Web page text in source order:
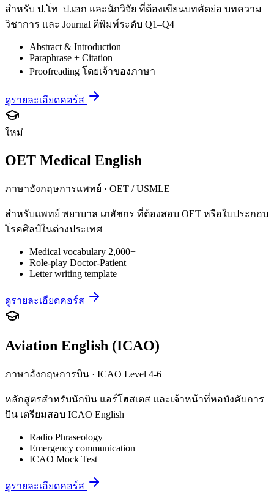
สำหรับ ป.โท–ป.เอก และนักวิจัย ที่ต้องเขียนบทคัดย่อ บทความ
วิชาการ และ Journal ตีพิมพ์ระดับ Q1–Q4
Abstract & Introduction
Paraphrase + Citation
Proofreading โดยเจ้าของภาษา
ดูรายละเอียดคอร์ส
ใหม่
OET Medical English
ภาษาอังกฤษการแพทย์ · OET / USMLE
สำหรับแพทย์ พยาบาล เภสัชกร ที่ต้องสอบ OET หรือใบประกอบ
โรคศิลป์ในต่างประเทศ
Medical vocabulary 2,000+
Role-play Doctor-Patient
Letter writing template
ดูรายละเอียดคอร์ส
Aviation English (ICAO)
ภาษาอังกฤษการบิน · ICAO Level 4-6
หลักสูตรสำหรับนักบิน แอร์โฮสเตส และเจ้าหน้าที่หอบังคับการ
บิน เตรียมสอบ ICAO English
Radio Phraseology
Emergency communication
ICAO Mock Test
ดูรายละเอียดคอร์ส